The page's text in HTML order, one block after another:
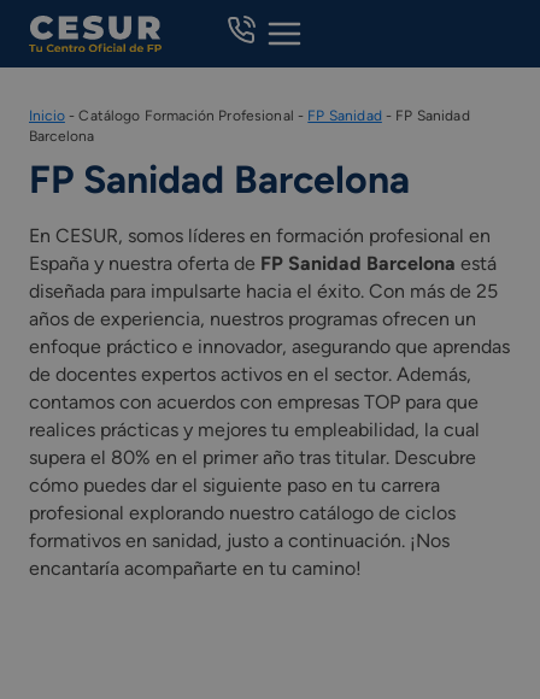
Skip
content
Inicio-Catálogo Formación Profesional - FP Sanidad - FP Sanidad
Barcelona
FP Sanidad Barcelona
En CESUR, somos líderes en formación profesional en
España y nuestra oferta de FP Sanidad Barcelona está
diseñada para impulsarte hacia el éxito. Con más de 25
años de experiencia, nuestros programas ofrecen un
enfoque práctico e innovador, asegurando que aprendas
de docentes expertos activos en el sector. Además,
contamos con acuerdos con empresas TOP para que
realices prácticas y mejores tu empleabilidad, la cual
supera el 80% en el primer año tras titular. Descubre
cómo puedes dar el siguiente paso en tu carrera
profesional explorando nuestro catálogo de ciclos
formativos en sanidad, justo a continuación. ¡Nos
encantaría acompañarte en tu camino!